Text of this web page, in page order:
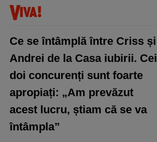
Ce se întâmplă între Criss și
Andrei de la Casa iubirii. Cei
doi concurenți sunt foarte
apropiați: „Am prevăzut
acest lucru, știam că se va
întâmpla”